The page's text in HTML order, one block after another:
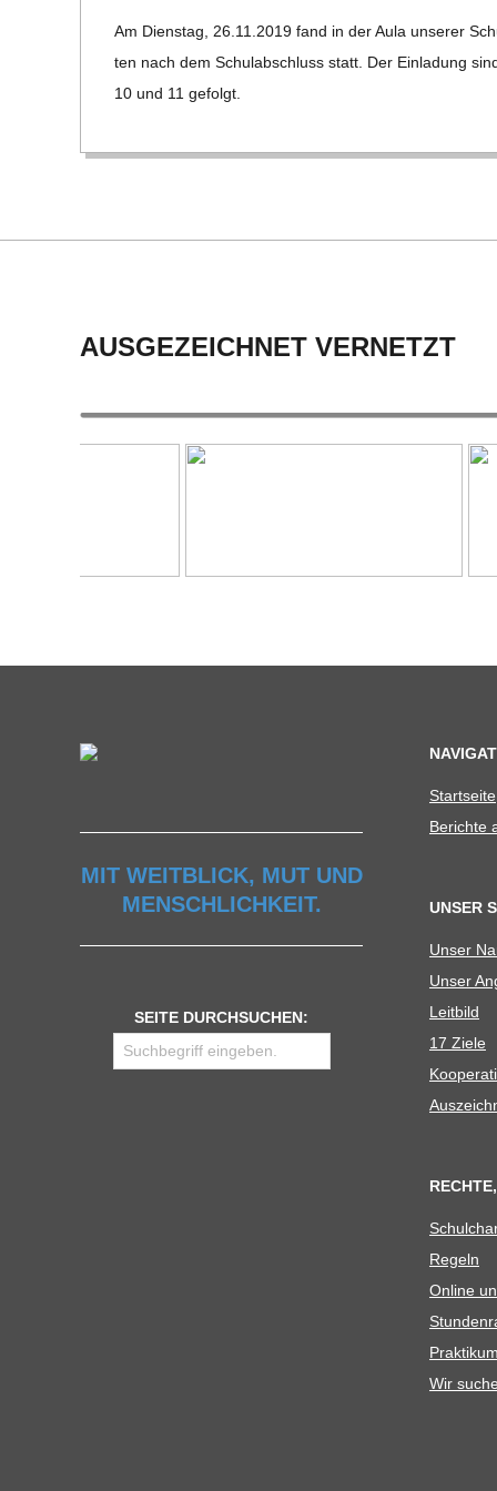
C
H
M
T
-
S
H
E
Am Diens­tag, 26.11.2019 fand in der Aula unse­rer
ten nach dem Schul­ab­schluss statt. Der Ein­la­dung
10 und 11 gefolgt.
AUSGEZEICHNET VERNETZT
MIT WEITBLICK, MUT UND
MENSCHLICHKEIT.
SEITE DURCHSUCHEN:
Start­seite
Berichte
UNSER
Unser
Unser
Leit­bild
17 Ziele
Regeln
Online
Wir